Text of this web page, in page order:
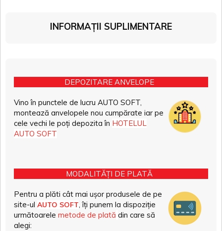
INFORMAȚII SUPLIMENTARE
DEPOZITARE ANVELOPE
Vino în punctele de lucru AUTO SOFT,
montează anvelopele nou cumpărate iar pe
cele vechi le poți depozita în HOTELUL
AUTO SOFT
MODALITĂȚI DE PLATĂ
Pentru a plăti cât mai ușor produsele de pe
site-ul AUTO SOFT, îți punem la dispoziție
următoarele metode de plată din care să
alegi: